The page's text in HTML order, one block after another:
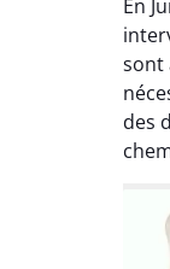
En
sont
des